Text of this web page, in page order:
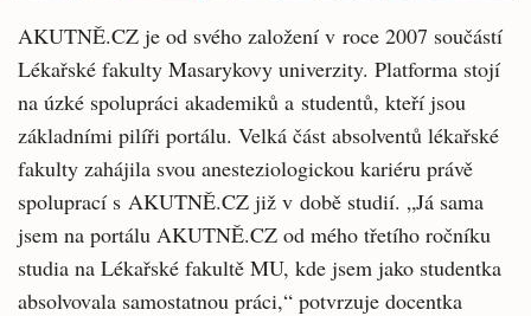
AKUTNĚ.CZ je od svého založení v roce 2007 součástí
Lékařské fakulty Masarykovy univerzity. Platforma stojí
na úzké spolupráci akademiků a studentů, kteří jsou
základními pilíři portálu. Velká část absolventů lékařské
fakulty zahájila svou anesteziologickou kariéru právě
spoluprací s AKUTNĚ.CZ již v době studií. „Já sama
jsem na portálu AKUTNĚ.CZ od mého třetího ročníku
studia na Lékařské fakultě MU, kde jsem jako studentka
absolvovala samostatnou práci,“ potvrzuje docentka